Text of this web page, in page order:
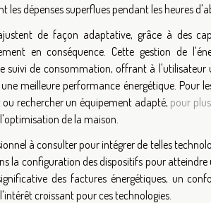
dépenses superflues pendant les heures
de façon adaptative, grâce à des
en conséquence. Cette gestion de
de consommation, offrant à l'utilisateur
meilleure performance énergétique. Pour
rechercher un équipement adapté, pour
de la maison.
à consulter pour intégrer de telles
la configuration des dispositifs pour
des factures énergétiques, un
croissant pour ces technologies.